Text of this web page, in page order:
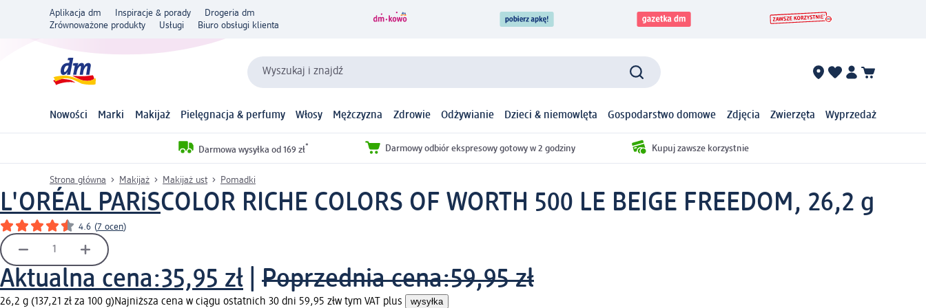
Aplikacja dm Inspiracje & porady
Drogeria dm
Zrównoważone produkty
Usługi Biuro obsługi klienta
Wyszukaj i znajdź
Nowości Marki Makijaż Pielęgnacja & perfumy Włosy Mężczyzna Zdrowie Odżywianie Dzieci & niemowlęta Gospodarstwo domowe Zdjęcia Zwierzęta Wyprzedaż
Darmowa wysyłka od 169 zł* Darmowy odbiór ekspresowy gotowy w 2 godziny Kupuj zawsze korzystnie
Strona główna Makijaż Makijaż ust Pomadki
L'ORÉAL PARiSCOLOR RICHE COLORS OF WORTH 500 LE BEIGE FREEDOM, 26,2 g
4.6 (7 ocen)
Aktualna cena:35,95 zł Poprzednia cena:59,95 zł
26,2 g (137,21 zł za 100 g)Najniższa cena w ciągu ostatnich 30 dni 59,95 złw tym VAT plus wysyłka